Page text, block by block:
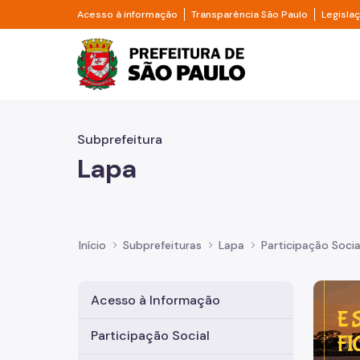
Pular para o Conteúdo principal
Acesso à informação Divisor de acesso à informação
Transparência São Paulo Divisor
Prefeitura de São
Subprefeitura
Lapa
Início Subprefeituras Lapa Participação
Acesso à Informação
Participação Social